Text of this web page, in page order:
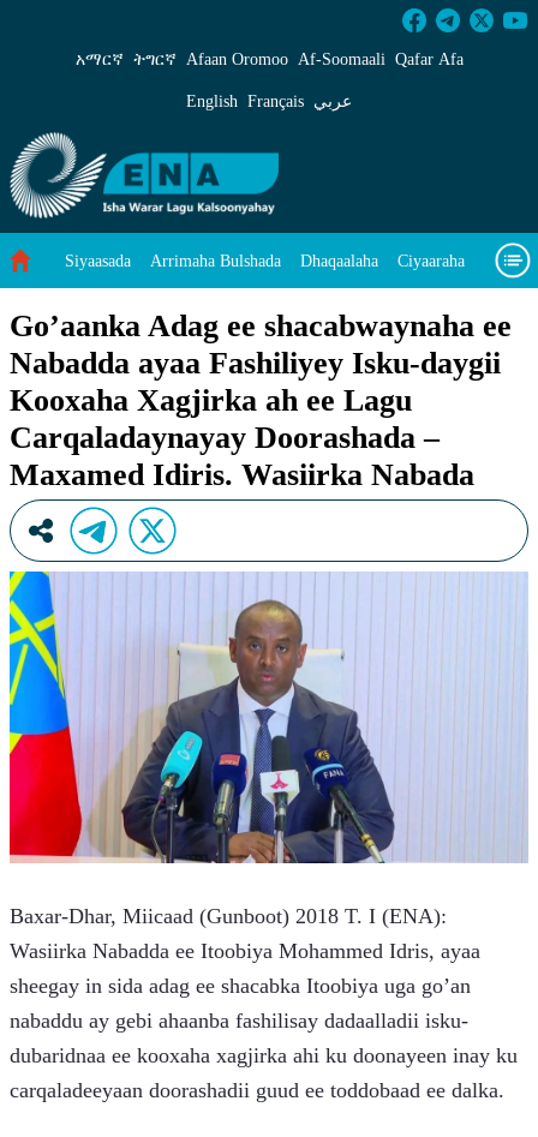
Go’aanka Adag ee shacabwaynaha ee
አማርኛ ትግርኛ Afaan Oromoo Af‑Soomaali Qafar Afa
English Français عربي
Siyaasada Arrimaha Bulshada Dhaqaalaha Ciyaaraha
Wararka Caalamka Qodobada Tilmaamaha Muuqaalo
Arrimaheena
Go’aanka Adag ee shacabwaynaha ee
Nabadda ayaa Fashiliyey Isku-daygii
Kooxaha Xagjirka ah ee Lagu
Carqaladaynayay Doorashada –
Maxamed Idiris. Wasiirka Nabada
Baxar-Dhar, Miicaad (Gunboot) 2018 T. I (ENA):
Wasiirka Nabadda ee Itoobiya Mohammed Idris, ayaa
sheegay in sida adag ee shacabka Itoobiya uga go’an
nabaddu ay gebi ahaanba fashilisay dadaalladii isku-
dubaridnaa ee kooxaha xagjirka ahi ku doonayeen inay ku
carqaladeeyaan doorashadii guud ee toddobaad ee dalka.